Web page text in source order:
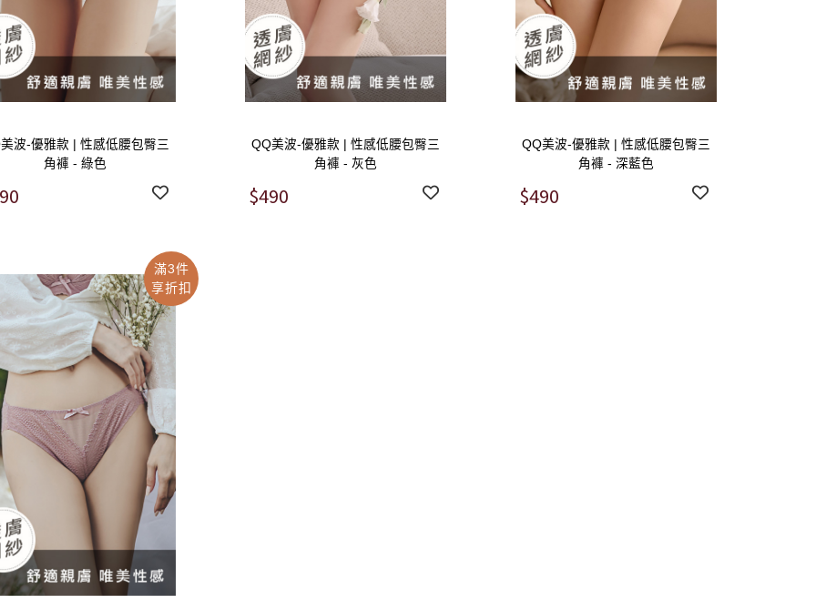
波-優雅款 | 性感低腰包臀三
角褲 - 綠色
QQ美波-優雅款 | 性感低腰包臀三
角褲 - 灰色
$490
QQ美波-優雅款 | 性感低腰包臀三
角褲 - 深藍色
$490
滿3件
享折扣